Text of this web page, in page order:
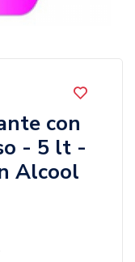
con
- 5 lt -
Alcool